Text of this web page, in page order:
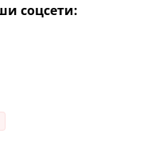
соцсети: